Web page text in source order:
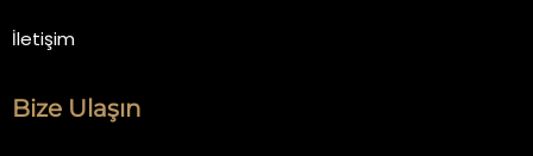
İletişim
Bize Ulaşın